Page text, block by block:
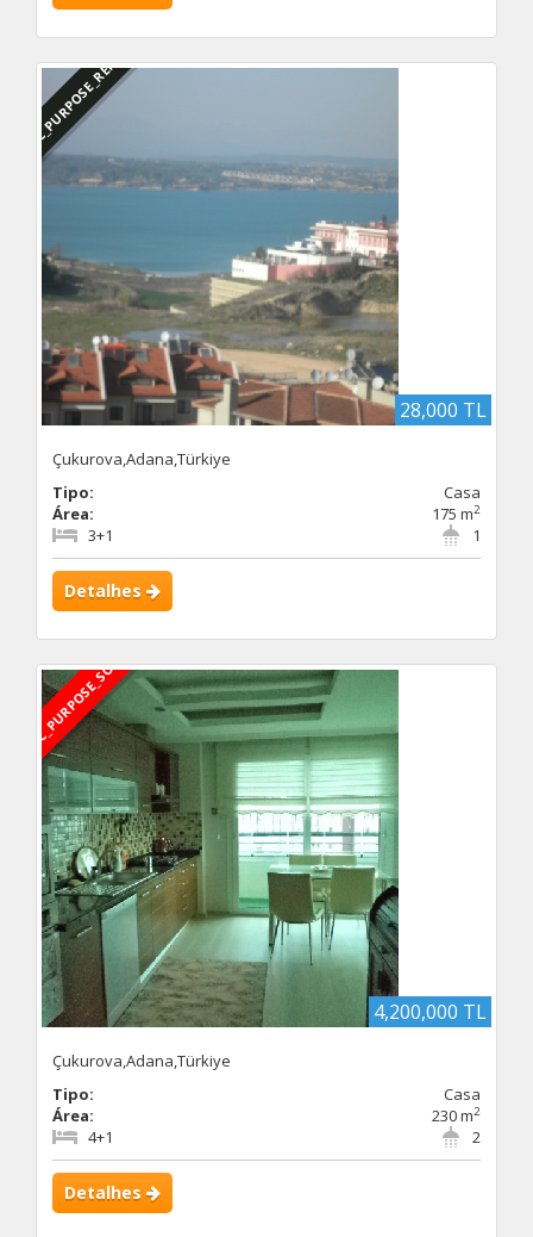
DBC_PURPOSE_RENTED
28,000 TL
Çukurova,Adana,Türkiye
Tipo:
Casa
Área:
175 m2
1
3+1
Detalhes
DBC_PURPOSE_SOLD
4,200,000 TL
Çukurova,Adana,Türkiye
Tipo:
Casa
Área:
230 m2
2
4+1
Detalhes